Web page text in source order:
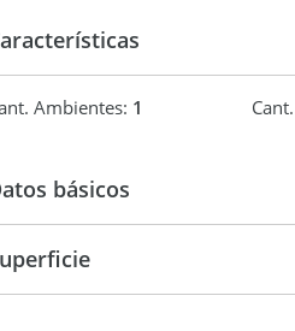
Ambientes: 1
básicos